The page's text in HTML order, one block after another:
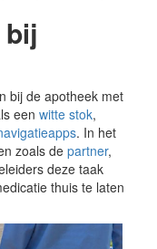
bij de apotheek met
een witte stok,
. In het
zoals de partner,
deze taak
thuis te laten